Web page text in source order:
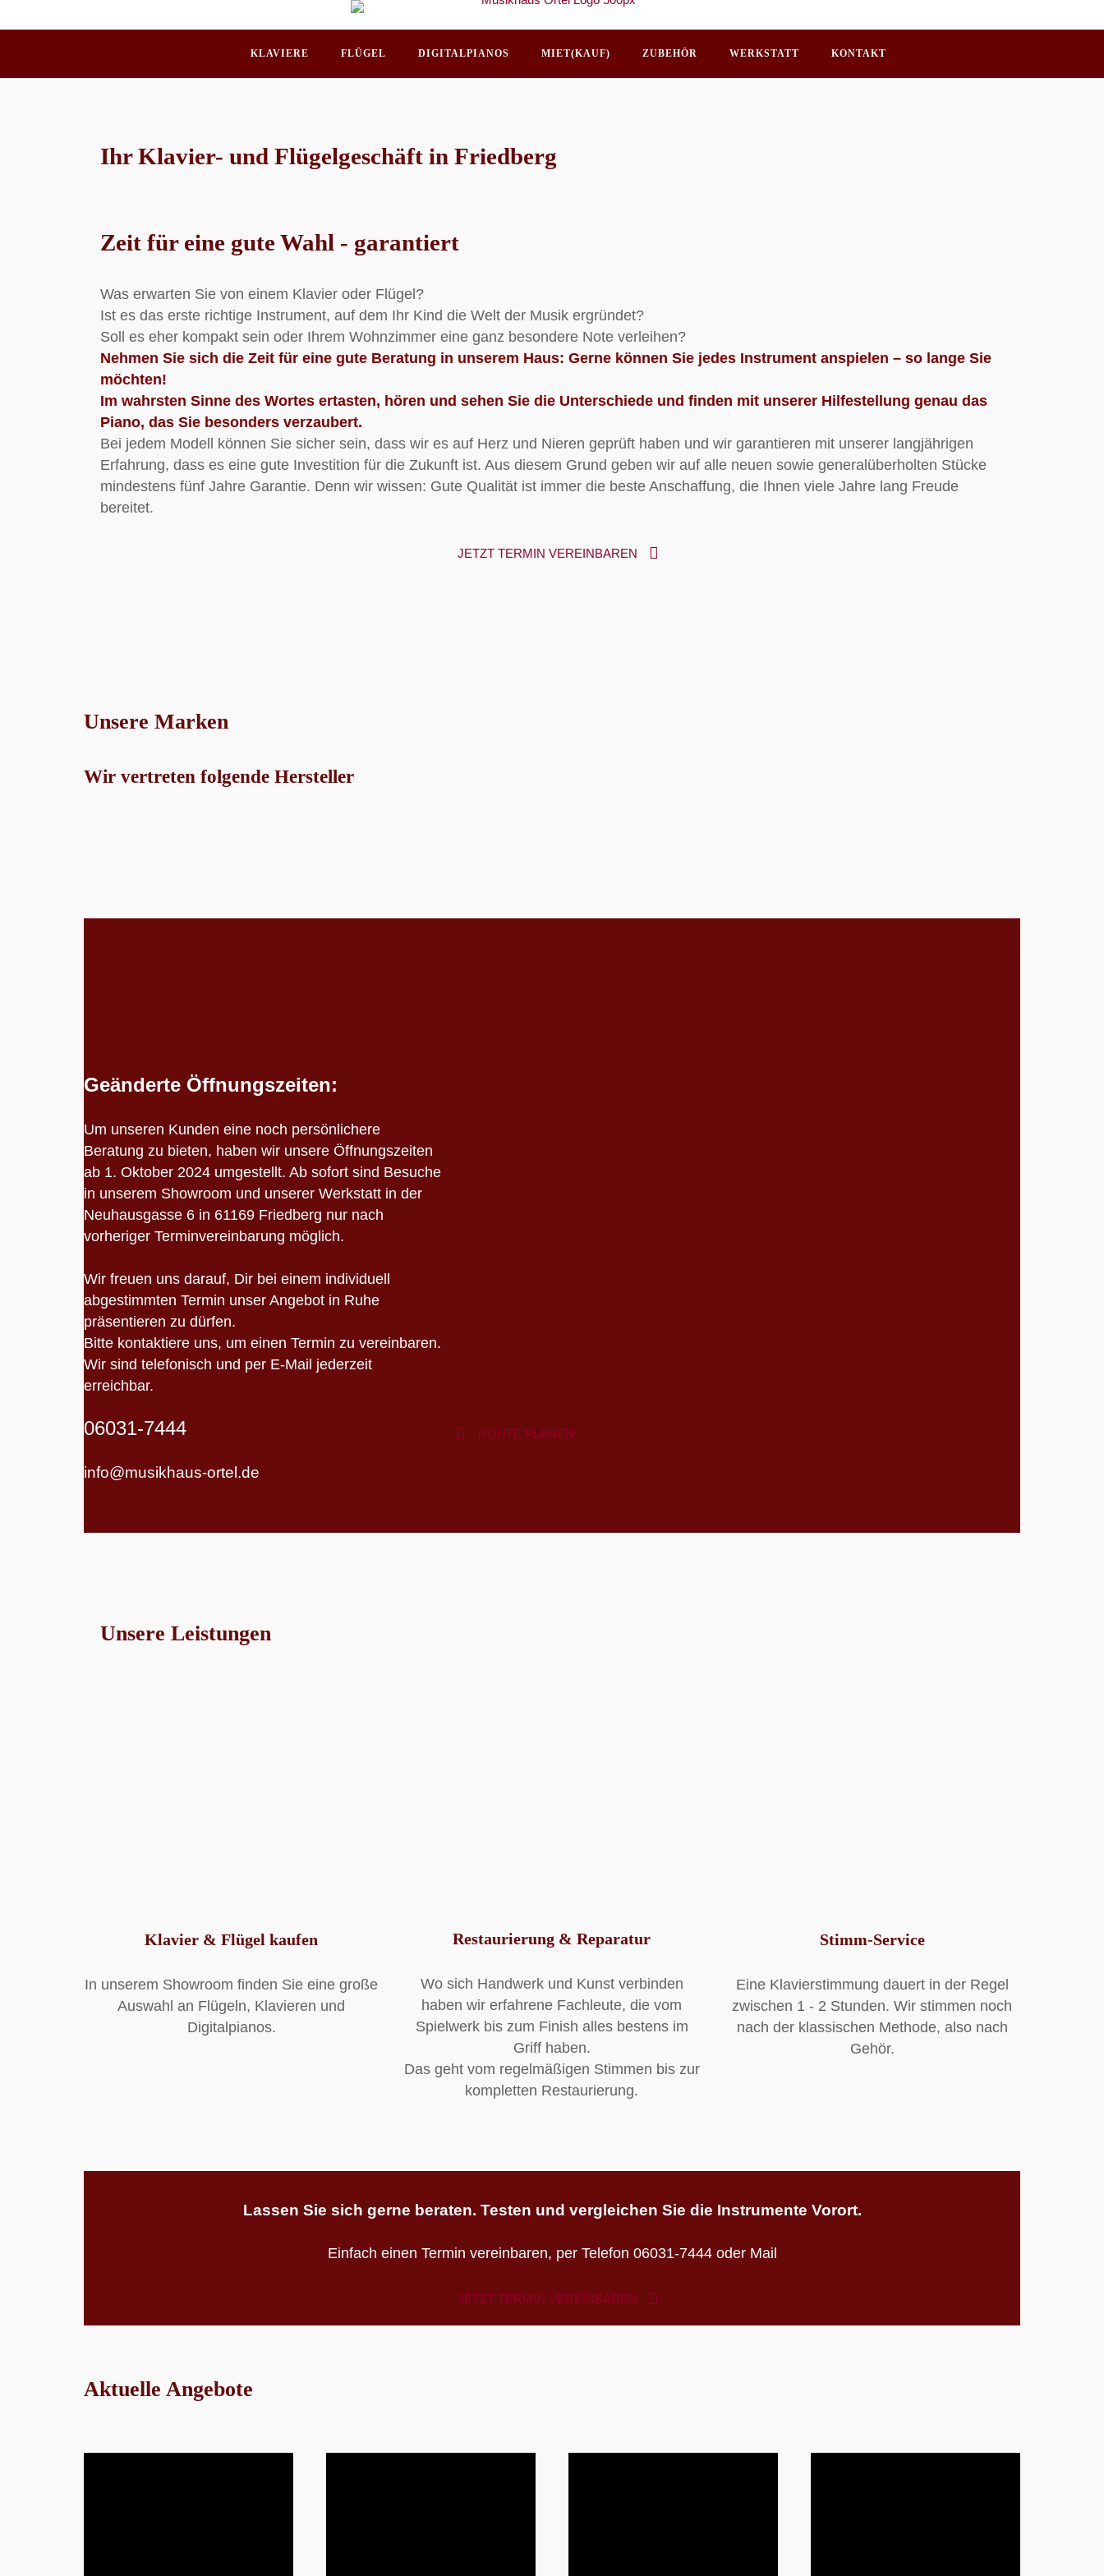
to
KLAVIERE FLÜGEL DIGITALPIANOS MIET(KAUF) ZUBEHÖR WERKSTATT KONTAKT
Ihr Klavier- und Flügelgeschäft in Friedberg
Zeit für eine gute Wahl - garantiert
Was erwarten Sie von einem Klavier oder Flügel?
Ist es das erste richtige Instrument, auf dem Ihr Kind die Welt der Musik ergründet?
Soll es eher kompakt sein oder Ihrem Wohnzimmer eine ganz besondere Note verleihen?
Nehmen Sie sich die Zeit für eine gute Beratung in unserem Haus: Gerne können Sie jedes Instrument anspielen – so lange Sie
möchten!
Im wahrsten Sinne des Wortes ertasten, hören und sehen Sie die Unterschiede und finden mit unserer Hilfestellung genau das
Piano, das Sie besonders verzaubert.
Bei jedem Modell können Sie sicher sein, dass wir es auf Herz und Nieren geprüft haben und wir garantieren mit unserer langjährigen
Erfahrung, dass es eine gute Investition für die Zukunft ist. Aus diesem Grund geben wir auf alle neuen sowie generalüberholten Stücke
mindestens fünf Jahre Garantie. Denn wir wissen: Gute Qualität ist immer die beste Anschaffung, die Ihnen viele Jahre lang Freude
bereitet.
JETZT TERMIN VEREINBAREN
Unsere Marken
Wir vertreten folgende Hersteller
Geänderte Öffnungszeiten:
Um unseren Kunden eine noch persönlichere
Beratung zu bieten, haben wir unsere Öffnungszeiten
ab 1. Oktober 2024 umgestellt. Ab sofort sind Besuche
in unserem Showroom und unserer Werkstatt in der
Neuhausgasse 6 in 61169 Friedberg nur nach
vorheriger Terminvereinbarung möglich.
Wir freuen uns darauf, Dir bei einem individuell
abgestimmten Termin unser Angebot in Ruhe
präsentieren zu dürfen.
Bitte kontaktiere uns, um einen Termin zu vereinbaren.
Wir sind telefonisch und per E-Mail jederzeit
erreichbar.
06031-7444
info@musikhaus-ortel.de
ROUTE PLANEN
Unsere Leistungen
Klavier & Flügel kaufen
In unserem Showroom finden Sie eine große
Auswahl an Flügeln, Klavieren und
Digitalpianos.
Restaurierung & Reparatur
Wo sich Handwerk und Kunst verbinden
haben wir erfahrene Fachleute, die vom
Spielwerk bis zum Finish alles bestens im
Griff haben.
Das geht vom regelmäßigen Stimmen bis zur
kompletten Restaurierung.
Stimm-Service
Eine Klavierstimmung dauert in der Regel
zwischen 1 - 2 Stunden. Wir stimmen noch
nach der klassischen Methode, also nach
Gehör.
Lassen Sie sich gerne beraten. Testen und vergleichen Sie die Instrumente Vorort.
Einfach einen Termin vereinbaren, per Telefon 06031-7444 oder Mail
JETZT TERMIN VEREINBAREN
Aktuelle Angebote